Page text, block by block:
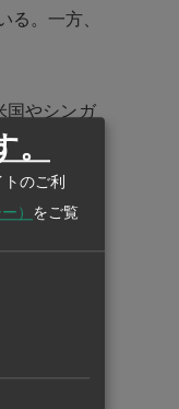
。一方、
国やシンガ
スを維持し
も伸びが高
のご利
） をご覧